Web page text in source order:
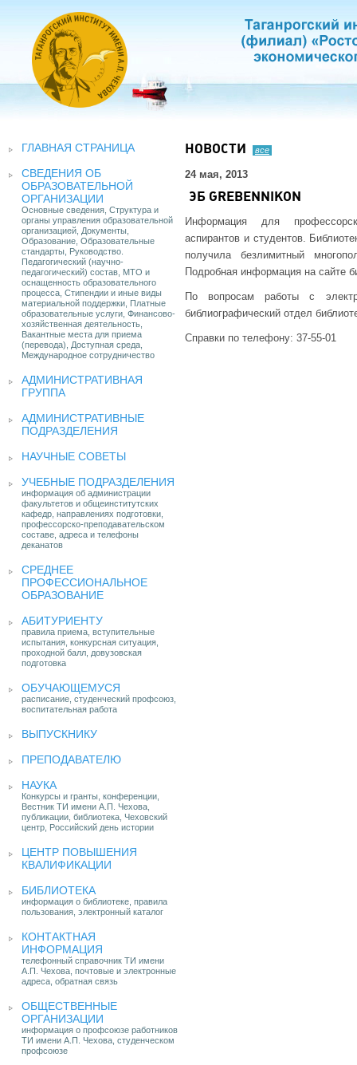
ГЛАВНАЯ СТРАНИЦА
СВЕДЕНИЯ ОБ
ОБРАЗОВАТЕЛЬНОЙ
ОРГАНИЗАЦИИ
Основные сведения, Структура и
органы управления образовательной
организацией, Документы,
Образование, Образовательные
стандарты, Руководство.
Педагогический (научно-
педагогический) состав, МТО и
оснащенность образовательного
процесса, Стипендии и иные виды
материальной поддержки, Платные
образовательные услуги, Финансово-
хозяйственная деятельность,
Вакантные места для приема
(перевода), Доступная среда,
Международное сотрудничество
АДМИНИСТРАТИВНАЯ
ГРУППА
АДМИНИСТРАТИВНЫЕ
ПОДРАЗДЕЛЕНИЯ
НАУЧНЫЕ СОВЕТЫ
УЧЕБНЫЕ ПОДРАЗДЕЛЕНИЯ
информация об администрации
факультетов и общеинститутских
кафедр, направлениях подготовки,
профессорско-преподавательском
составе, адреса и телефоны
деканатов
СРЕДНЕЕ
ПРОФЕССИОНАЛЬНОЕ
ОБРАЗОВАНИЕ
АБИТУРИЕНТУ
правила приема, вступительные
испытания, конкурсная ситуация,
проходной балл, довузовская
подготовка
ОБУЧАЮЩЕМУСЯ
расписание, студенческий профсоюз,
воспитательная работа
ВЫПУСКНИКУ
ПРЕПОДАВАТЕЛЮ
НАУКА
Конкурсы и гранты, конференции,
Вестник ТИ имени А.П. Чехова,
публикации, библиотека, Чеховский
центр, Российский день истории
ЦЕНТР ПОВЫШЕНИЯ
КВАЛИФИКАЦИИ
БИБЛИОТЕКА
информация о библиотеке, правила
пользования, электронный каталог
КОНТАКТНАЯ
ИНФОРМАЦИЯ
телефонный справочник ТИ имени
А.П. Чехова, почтовые и электронные
адреса, обратная связь
ОБЩЕСТВЕННЫЕ
ОРГАНИЗАЦИИ
информация о профсоюзе работников
ТИ имени А.П. Чехова, студенческом
профсоюзе
НОВОСТИ все
24 мая, 2013
ЭБ GREBENNIKON
Информация для
аспирантов и студентов.
получила безлимитный
Подробная информация на сайте
По вопросам работы с
библиографический отдел
Справки по телефону: 37-55-01